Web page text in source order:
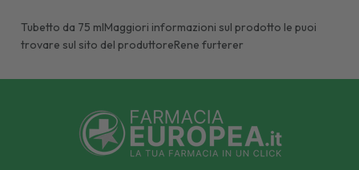
Tubetto da 75 mlMaggiori informazioni sul prodotto le puoi
trovare sul sito del produttoreRene furterer